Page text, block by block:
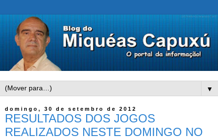
▼
domingo, 30 de setembro de 2012
RESULTADOS DOS JOGOS
REALIZADOS NESTE DOMINGO NO